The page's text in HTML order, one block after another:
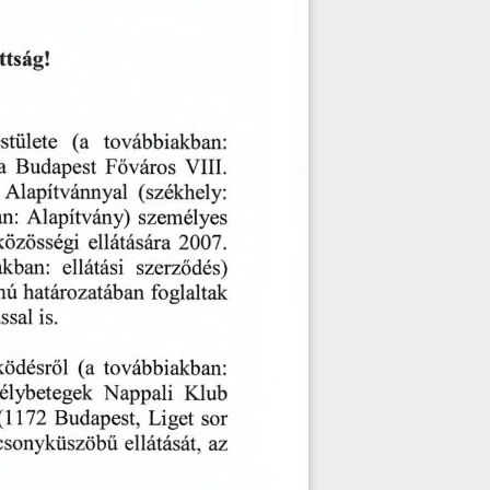
(a
továbbiakban:
Budapest Főváros VIII.
Alapítvánnyal (székhely:
Alapítvány) személyes
ellátására 2007.
ellátási
szerződés)
határozatában foglaltak
is.
(a továbbiakban:
Nappali Klub
Budapest, Liget sor
ellátását, az